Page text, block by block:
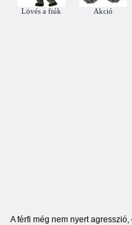
Lövés a fiúk Akció
A férfi még nem nyert